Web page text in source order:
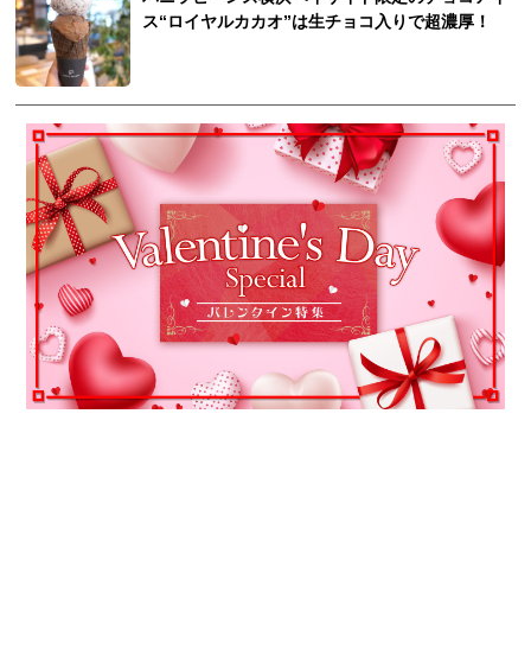
ス“ロイヤルカカオ”は生チョコ入りで超濃厚！